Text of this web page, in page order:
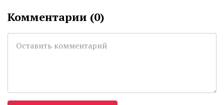
Комментарии (0)